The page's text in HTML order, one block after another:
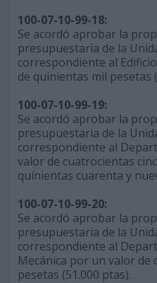
100-07-10-99-18:
Se acordó aprobar la
presupuestaria de la
correspondiente al
de quinientas mil pesetas
100-07-10-99-19:
Se acordó aprobar la
presupuestaria de la
correspondiente al
valor de cuatrocientas
quinientas cuarenta y
100-07-10-99-20:
Se acordó aprobar la
presupuestaria de la
correspondiente al
Mecánica por un valor de
pesetas (51.000 ptas).